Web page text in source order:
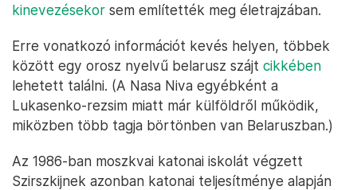
kinevezésekor sem említették meg életrajzában.
Erre vonatkozó információt kevés helyen, többek
között egy orosz nyelvű belarusz szájt cikkében
lehetett találni. (A Nasa Niva egyébként a
Lukasenko-rezsim miatt már külföldről működik,
miközben több tagja börtönben van Belaruszban.)
Az 1986-ban moszkvai katonai iskolát végzett
Szirszkijnek azonban katonai teljesítménye alapján